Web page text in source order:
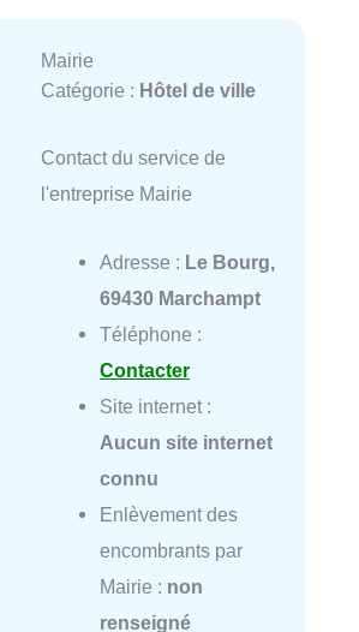
Mairie
Catégorie : Hôtel de ville
Contact du service de
l'entreprise Mairie
Adresse : Le Bourg,
69430 Marchampt
Téléphone :
Contacter
Site internet :
Aucun site internet
connu
Enlèvement des
encombrants par
Mairie : non
renseigné